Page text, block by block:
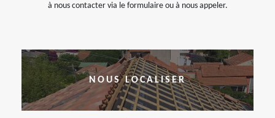
à nous contacter via le formulaire ou à nous appeler.
NOUS LOCALISER